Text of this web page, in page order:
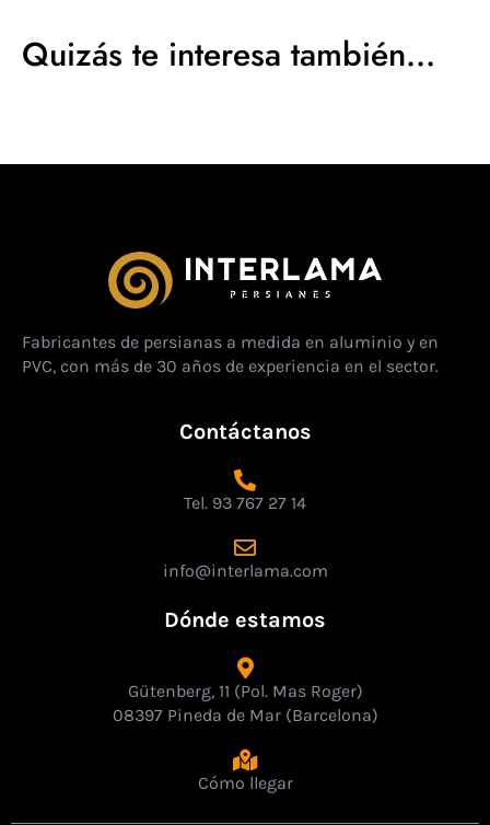
Quizás te interesa también...
Fabricantes de persianas a medida en aluminio y en
PVC, con más de 30 años de experiencia en el sector.
Contáctanos
Tel. 93 767 27 14
info@interlama.com
Dónde estamos
Gütenberg, 11 (Pol. Mas Roger)
08397 Pineda de Mar (Barcelona)
Cómo llegar